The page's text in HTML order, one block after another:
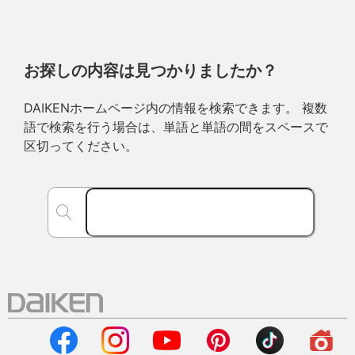
お探しの内容は見つかりましたか？
DAIKENホームページ内の情報を検索できます。 複数
語で検索を行う場合は、単語と単語の間をスペースで
区切ってください。